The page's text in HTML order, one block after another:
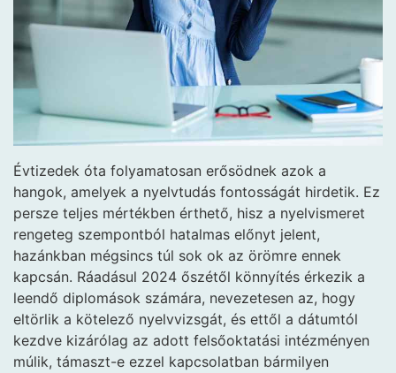
Évtizedek óta folyamatosan erősödnek azok a
hangok, amelyek a nyelvtudás fontosságát hirdetik. Ez
persze teljes mértékben érthető, hisz a nyelvismeret
rengeteg szempontból hatalmas előnyt jelent,
hazánkban mégsincs túl sok ok az örömre ennek
kapcsán. Ráadásul 2024 őszétől könnyítés érkezik a
leendő diplomások számára, nevezetesen az, hogy
eltörlik a kötelező nyelvvizsgát, és ettől a dátumtól
kezdve kizárólag az adott felsőoktatási intézményen
múlik, támaszt-e ezzel kapcsolatban bármilyen